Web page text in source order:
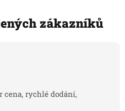
zákazníků
cena, rychlé dodání,